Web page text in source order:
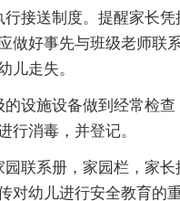
行接送制度。提醒家长凭
做好事先与班级老师联
儿走失。
的设施设备做到经常检
行消毒，并登记。
园联系册，家园栏，家
对幼儿进行安全教育的